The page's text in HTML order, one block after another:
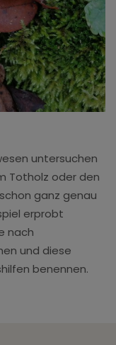
untersuchen
Totholz oder den
ganz genau
erprobt
nach
und diese
benennen.